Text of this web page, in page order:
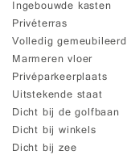
Ingebouwde kasten
Privéterras
Volledig gemeubileerd
Marmeren vloer
Privéparkeerplaats
Uitstekende staat
Dicht bij de golfbaan
Dicht bij winkels
Dicht bij zee